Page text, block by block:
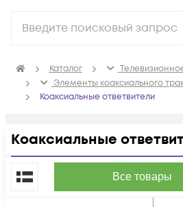
Каталог
Элементы коаксиального
Коаксиальные ответвители
Коаксиальные
Все товары
По популярности